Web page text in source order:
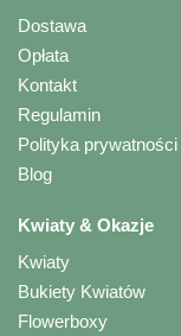
Dostawa
Opłata
Kontakt
Regulamin
Polityka prywatności
Blog
Kwiaty & Okazje
Kwiaty
Bukiety Kwiatów
Flowerboxy